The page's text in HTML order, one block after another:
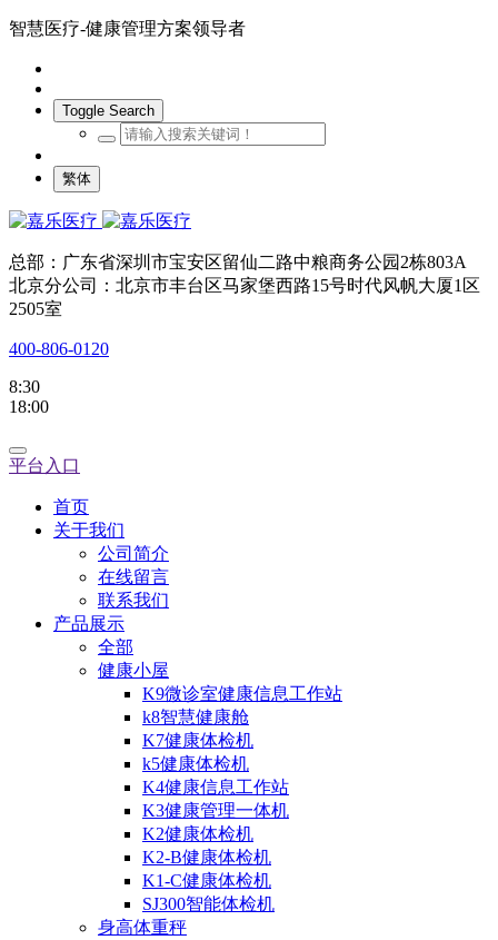
智慧医疗-健康管理方案领导者
Toggle Search
繁体
总部：广东省深圳市宝安区留仙二路中粮商务公园2栋803A
北京分公司：北京市丰台区马家堡西路15号时代风帆大厦1区
2505室
400-806-0120
8:30
18:00
平台入口
首页
关于我们
公司简介
在线留言
联系我们
产品展示
全部
健康小屋
K9微诊室健康信息工作站
k8智慧健康舱
K7健康体检机
k5健康体检机
K4健康信息工作站
K3健康管理一体机
K2健康体检机
K2-B健康体检机
K1-C健康体检机
SJ300智能体检机
身高体重秤